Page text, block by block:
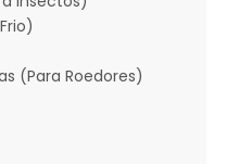
(Para Roedores)